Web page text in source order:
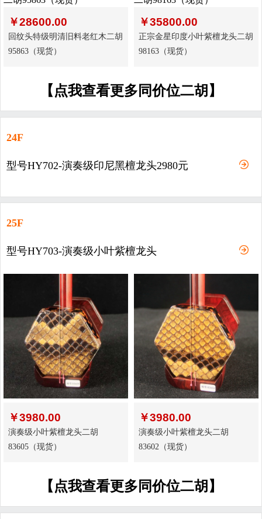
￥28600.00
回纹头特级明清旧料老红木二胡
95863（现货）
￥35800.00
正宗金星印度小叶紫檀龙头二胡
98163（现货）
【点我查看更多同价位二胡】
24F
型号HY702-演奏级印尼黑檀龙头2980元
25F
型号HY703-演奏级小叶紫檀龙头
￥3980.00
演奏级小叶紫檀龙头二胡
83605（现货）
￥3980.00
演奏级小叶紫檀龙头二胡
83602（现货）
【点我查看更多同价位二胡】